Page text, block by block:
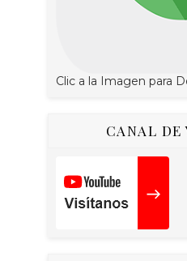
Clic a la Imagen para
CANAL DE